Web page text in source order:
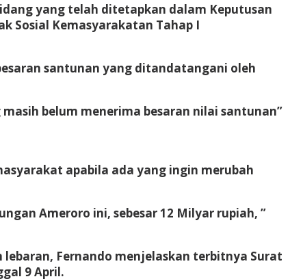
yang telah ditetapkan dalam Keputusan
Sosial Kemasyarakatan Tahap I
santunan yang ditandatangani oleh
belum menerima besaran nilai santunan”
apabila ada yang ingin merubah
Ameroro ini, sebesar 12 Milyar rupiah, ”
Fernando menjelaskan terbitnya Surat
9 April.